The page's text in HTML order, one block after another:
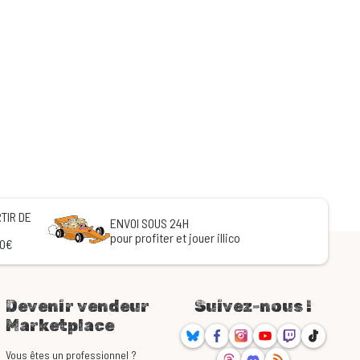
DE
ENVOI SOUS 24H
pour profiter et jouer illico
Devenir vendeur
Marketplace
Vous êtes un professionnel ?
Suivez-nous !
BlueskyFacebookInstagram
YoutubeTwitchTikTok
ThreadsDiscord
RSS